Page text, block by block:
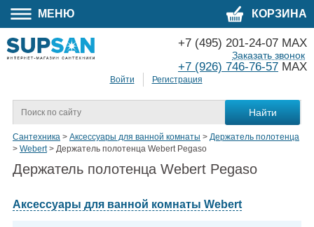
МЕНЮ КОРЗИНА
Войти Регистрация
+7 (495) 201-24-07 MAX
+7 (926) 746-76-57 MAX
Заказать звонок
Сантехника > Аксессуары для ванной комнаты > Держатель полотенца
> Webert> Держатель полотенца Webert Pegaso
Держатель полотенца Webert Pegaso
Аксессуары для ванной комнаты Webert